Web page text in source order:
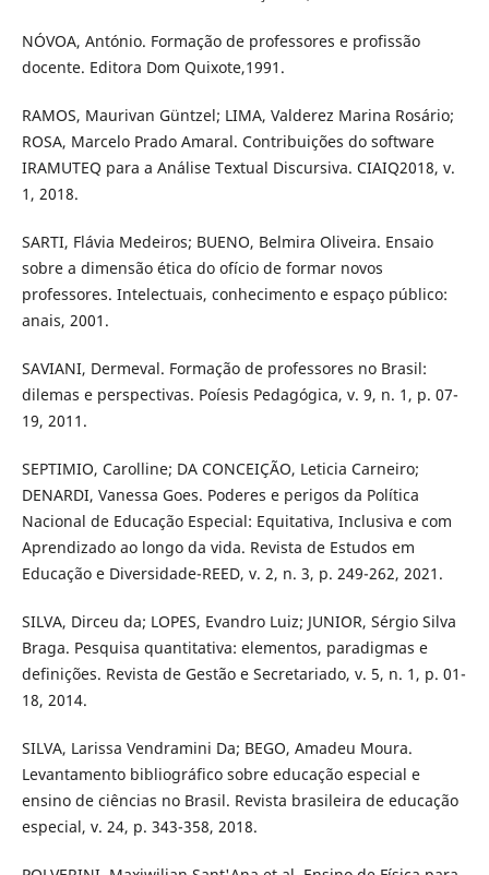
NÓVOA, António. Formação de professores e profissão
docente. Editora Dom Quixote,1991.
RAMOS, Maurivan Güntzel; LIMA, Valderez Marina Rosário;
ROSA, Marcelo Prado Amaral. Contribuições do software
IRAMUTEQ para a Análise Textual Discursiva. CIAIQ2018, v.
1, 2018.
SARTI, Flávia Medeiros; BUENO, Belmira Oliveira. Ensaio
sobre a dimensão ética do ofício de formar novos
professores. Intelectuais, conhecimento e espaço público:
anais, 2001.
SAVIANI, Dermeval. Formação de professores no Brasil:
dilemas e perspectivas. Poíesis Pedagógica, v. 9, n. 1, p. 07-
19, 2011.
SEPTIMIO, Carolline; DA CONCEIÇÃO, Leticia Carneiro;
DENARDI, Vanessa Goes. Poderes e perigos da Política
Nacional de Educação Especial: Equitativa, Inclusiva e com
Aprendizado ao longo da vida. Revista de Estudos em
Educação e Diversidade-REED, v. 2, n. 3, p. 249-262, 2021.
SILVA, Dirceu da; LOPES, Evandro Luiz; JUNIOR, Sérgio Silva
Braga. Pesquisa quantitativa: elementos, paradigmas e
definições. Revista de Gestão e Secretariado, v. 5, n. 1, p. 01-
18, 2014.
SILVA, Larissa Vendramini Da; BEGO, Amadeu Moura.
Levantamento bibliográfico sobre educação especial e
ensino de ciências no Brasil. Revista brasileira de educação
especial, v. 24, p. 343-358, 2018.